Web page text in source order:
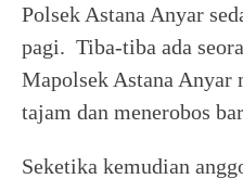
Polsek Astana Anyar
pagi. Tiba-tiba ada
Mapolsek Astana Anyar
tajam dan menerobos
Seketika kemudian